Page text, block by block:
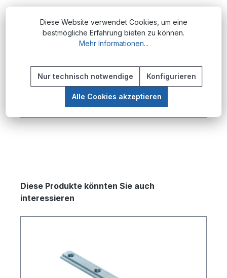
Produktübersicht Die Nutenstein-
Hammermutter-Serie bietet eine umfassende
Lösung für die flexible Befestigung in Alumini…
Produktgalerie überspringen
Diese Produkte könnten Sie auch
interessieren
Diese Website verwendet Cookies, um eine
bestmögliche Erfahrung bieten zu können.
Mehr Informationen...
Nur technisch notwendige Konfigurieren
Alle Cookies akzeptieren